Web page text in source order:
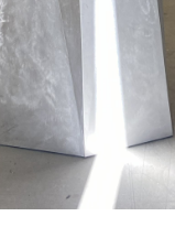
24/2/
AEO